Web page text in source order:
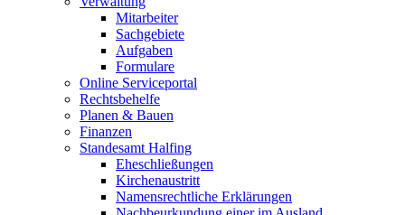
Mitarbeiter
Sachgebiete
Aufgaben
Formulare
Online Serviceportal
Rechtsbehelfe
Planen & Bauen
Finanzen
Standesamt Halfing
Eheschließungen
Kirchenaustritt
Namensrechtliche Erklärungen